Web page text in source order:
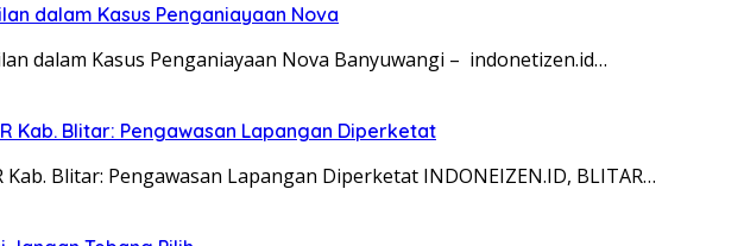
dalam Kasus Penganiayaan Nova
dalam Kasus Penganiayaan Nova Banyuwangi – indonetizen.id…
Kab. Blitar: Pengawasan Lapangan Diperketat
Blitar: Pengawasan Lapangan Diperketat INDONEIZEN.ID, BLITAR…